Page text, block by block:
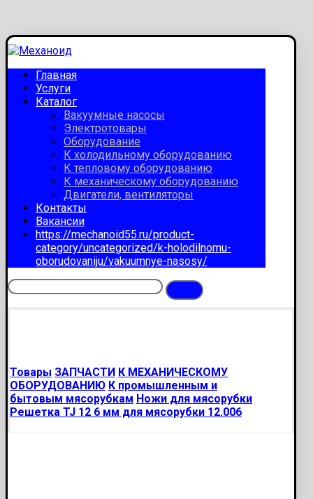
Главная
Услуги
Каталог
Вакуумные насосы
Электротовары
Оборудование
К холодильному оборудованию
К тепловому оборудованию
К механическому оборудованию
Двигатели, вентиляторы
Контакты
Вакансии
https://mechanoid55.ru/product-
category/uncategorized/k-holodilnomu-
oborudovaniju/vakuumnye-nasosy/
Товары ЗАПЧАСТИ К МЕХАНИЧЕСКОМУ
ОБОРУДОВАНИЮ К промышленным и
бытовым мясорубкам Ножи для мясорубки
Решетка TJ 12 6 мм для мясорубки 12.006